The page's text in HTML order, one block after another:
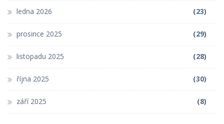
ledna 2026 (23)
prosince 2025 (29)
listopadu 2025 (28)
října 2025 (30)
září 2025 (8)